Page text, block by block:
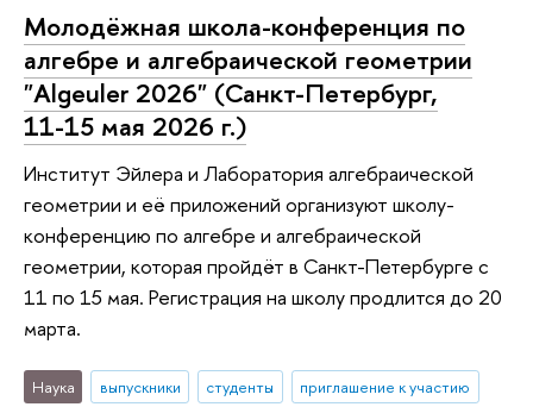
Молодёжная школа-конференция по
алгебре и алгебраической геометрии
"Algeuler 2026" (Санкт-Петербург,
11-15 мая 2026 г.)
Институт Эйлера и Лаборатория алгебраической
геометрии и её приложений организуют школу-
конференцию по алгебре и алгебраической
геометрии, которая пройдёт в Санкт-Петербурге с
11 по 15 мая. Регистрация на школу продлится до 20
марта.
Наука выпускники студенты приглашение к участию